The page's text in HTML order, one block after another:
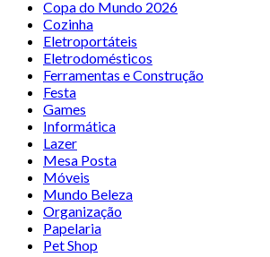
Copa do Mundo 2026
Cozinha
Eletroportáteis
Eletrodomésticos
Ferramentas e Construção
Festa
Games
Informática
Lazer
Mesa Posta
Móveis
Mundo Beleza
Organização
Papelaria
Pet Shop